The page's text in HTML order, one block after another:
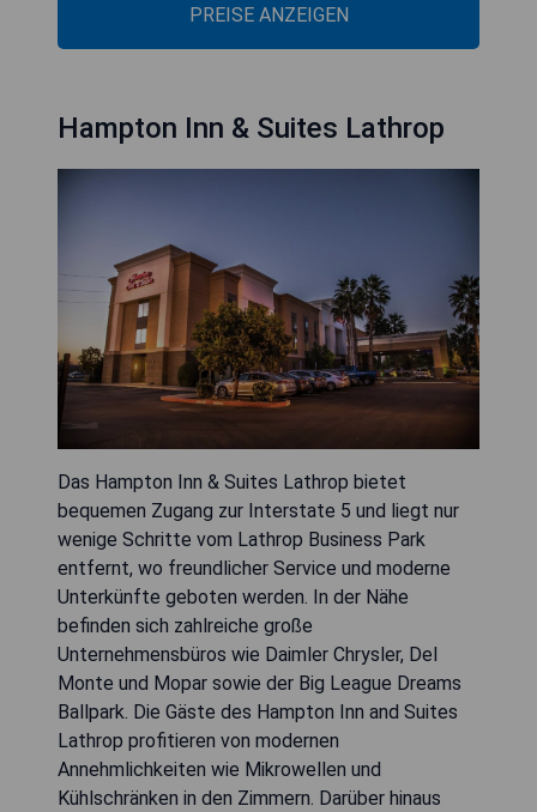
PREISE ANZEIGEN
Hampton Inn & Suites Lathrop
Das Hampton Inn & Suites Lathrop bietet
bequemen Zugang zur Interstate 5 und liegt nur
wenige Schritte vom Lathrop Business Park
entfernt, wo freundlicher Service und moderne
Unterkünfte geboten werden. In der Nähe
befinden sich zahlreiche große
Unternehmensbüros wie Daimler Chrysler, Del
Monte und Mopar sowie der Big League Dreams
Ballpark. Die Gäste des Hampton Inn and Suites
Lathrop profitieren von modernen
Annehmlichkeiten wie Mikrowellen und
Kühlschränken in den Zimmern. Darüber hinaus